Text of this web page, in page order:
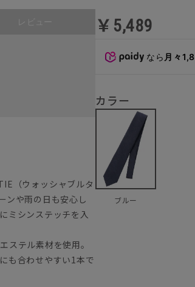
レビュー
（ウォッシャブルタ
ンや雨の日も安心し
ミシンステッチを入
ステル素材を使用。
も合わせやすい1本で
￥5,489
なら 月々
カラー
ブルー